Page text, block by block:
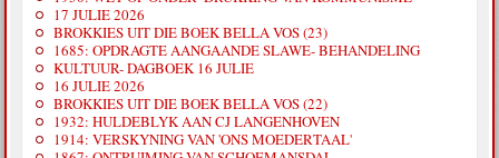
17 JULIE 2026
BROKKIES UIT DIE BOEK BELLA VOS (23)
1685: OPDRAGTE AANGAANDE SLAWE- BEHANDELING
KULTUUR- DAGBOEK 16 JULIE
16 JULIE 2026
BROKKIES UIT DIE BOEK BELLA VOS (22)
1932: HULDEBLYK AAN CJ LANGENHOVEN
1914: VERSKYNING VAN 'ONS MOEDERTAAL'